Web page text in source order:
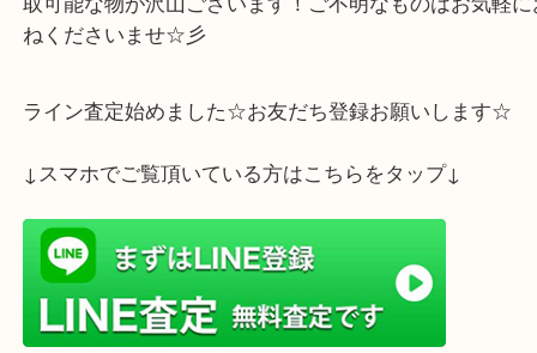
貴金属はリング・指輪（立て爪・印台・平打ち・か
リコ・喜平) 帯留め タイピン ブローチ ピアス イヤ
いろんなものに使用されています。上記以外のもの
ねくださいませ☆彡
ライン査定始めました☆お友だち登録お願いしま